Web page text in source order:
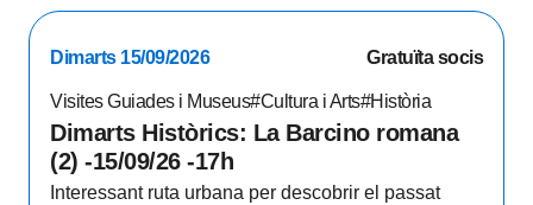
Dimarts 15/09/2026 Gratuïta socis
Visites Guiades i Museus#Cultura i Arts#Història
Dimarts Històrics: La Barcino romana
(2) -15/09/26 -17h
Interessant ruta urbana per descobrir el passat